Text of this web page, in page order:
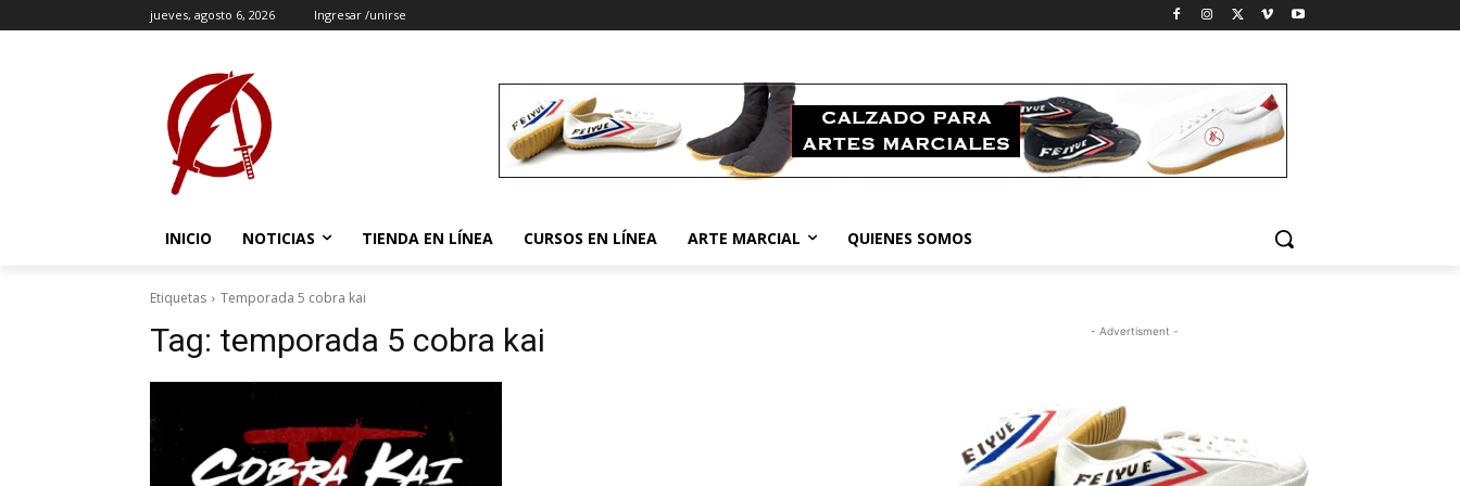
jueves, agosto 6, 2026 Ingresar /unirse
INICIO NOTICIAS TIENDA EN LÍNEA CURSOS EN LÍNEA ARTE MARCIAL QUIENES SOMOS
Etiquetas Temporada 5 cobra kai
Tag: temporada 5 cobra kai - Advertisment -